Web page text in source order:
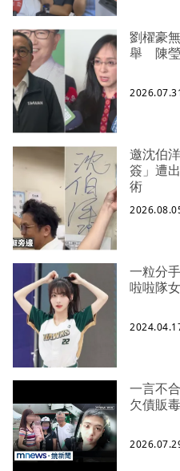
劉櫂豪
舉 陳瑩
邀沈伯
簽」遭
術
一粒分
啦啦隊
一言不
欠債販